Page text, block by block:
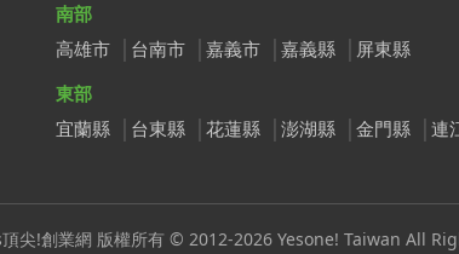
南部
高雄市
台南市 嘉義市 嘉義縣
屏東縣
東部
宜蘭縣
台東縣 花蓮縣 澎湖縣 金門縣 連
頂尖!創業網 版權所有 © 2012-2026 Yesone! Taiwan All